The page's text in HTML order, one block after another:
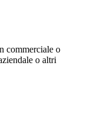
commerciale o
o altri